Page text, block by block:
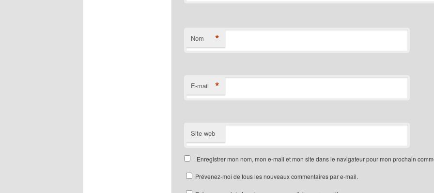
Nom *
E-mail *
Site web
Enregistrer mon nom, mon e-mail et mon site dans le navigateur pour mon prochain
Prévenez-moi de tous les nouveaux commentaires par e-mail.